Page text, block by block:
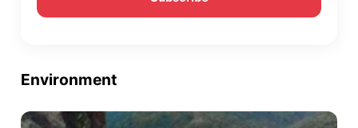
Environment